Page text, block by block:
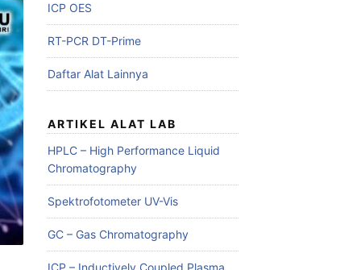
ICP OES
RT-PCR DT-Prime
Daftar Alat Lainnya
ARTIKEL ALAT LAB
HPLC – High Performance Liquid
Chromatography
Spektrofotometer UV-Vis
GC – Gas Chromatography
ICP – Inductively Coupled Plasma